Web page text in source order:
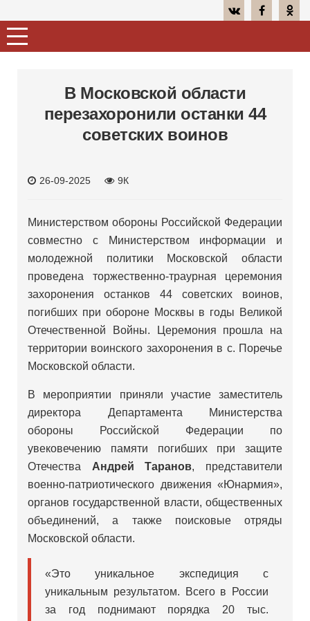
В Московской области
перезахоронили останки 44
советских воинов
26-09-2025 9К
Министерством обороны Российской Федерации
совместно с Министерством информации и
молодежной политики Московской области
проведена торжественно-траурная церемония
захоронения останков 44 советских воинов,
погибших при обороне Москвы в годы Великой
Отечественной Войны. Церемония прошла на
территории воинского захоронения в с. Поречье
Московской области.
В мероприятии приняли участие заместитель
директора Департамента Министерства
обороны Российской Федерации по
увековечению памяти погибших при защите
Отечества Андрей Таранов, представители
военно-патриотического движения «Юнармия»,
органов государственной власти, общественных
объединений, а также поисковые отряды
Московской области.
«Это уникальное экспедиция с
уникальным результатом. Всего в России
за год поднимают порядка 20 тыс.